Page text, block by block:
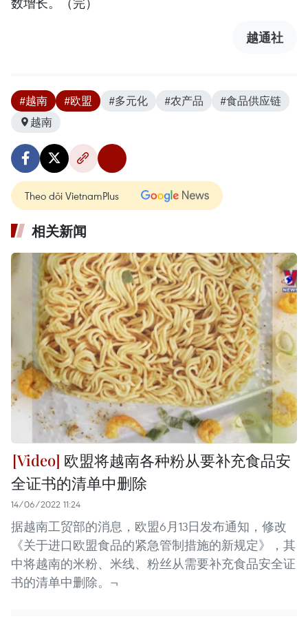
越通社
#越南 #欧盟 #多元化 #农产品
#食品供应链
越南
Theo dõi VietnamPlus
相关新闻
欧盟将越南各种粉从要补充食品安
全证书的清单中删除
14/06/2022 11:24
据越南工贸部的消息，欧盟6月13日发布通知，修改
《关于进口欧盟食品的紧急管制措施的新规定》，其
中将越南的米粉、米线、粉丝从需要补充食品安全证
书的清单中删除。¬